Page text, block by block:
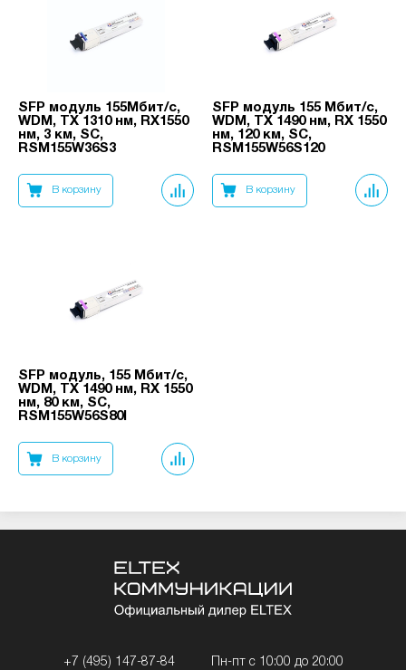
SFP модуль 155Мбит/с,
WDM, TX 1310 нм, RX1550
нм, 3 км, SC,
RSM155W36S3
В корзину
SFP модуль 155 Мбит/с,
WDM, TX 1490 нм, RX 1550
нм, 120 км, SC,
RSM155W56S120
В корзину
SFP модуль, 155 Мбит/с,
WDM, TX 1490 нм, RX 1550
нм, 80 км, SC,
RSM155W56S80I
В корзину
+7 (495) 147-87-84 Пн-пт с 10:00 до 20:00